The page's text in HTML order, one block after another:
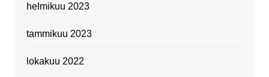
helmikuu 2023
tammikuu 2023
lokakuu 2022